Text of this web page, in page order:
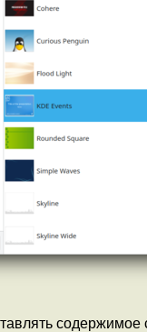
содержимое